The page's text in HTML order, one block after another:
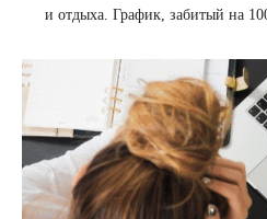
и отдыха. График, забитый на